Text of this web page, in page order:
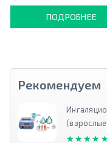
ПОДРОБНЕЕ
Рекомендуем